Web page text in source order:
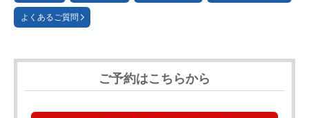
よくあるご質問
ご予約はこちらから